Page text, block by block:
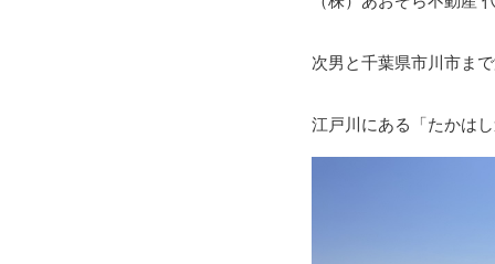
次男と千葉県市川市ま
江戸川にある「たかは